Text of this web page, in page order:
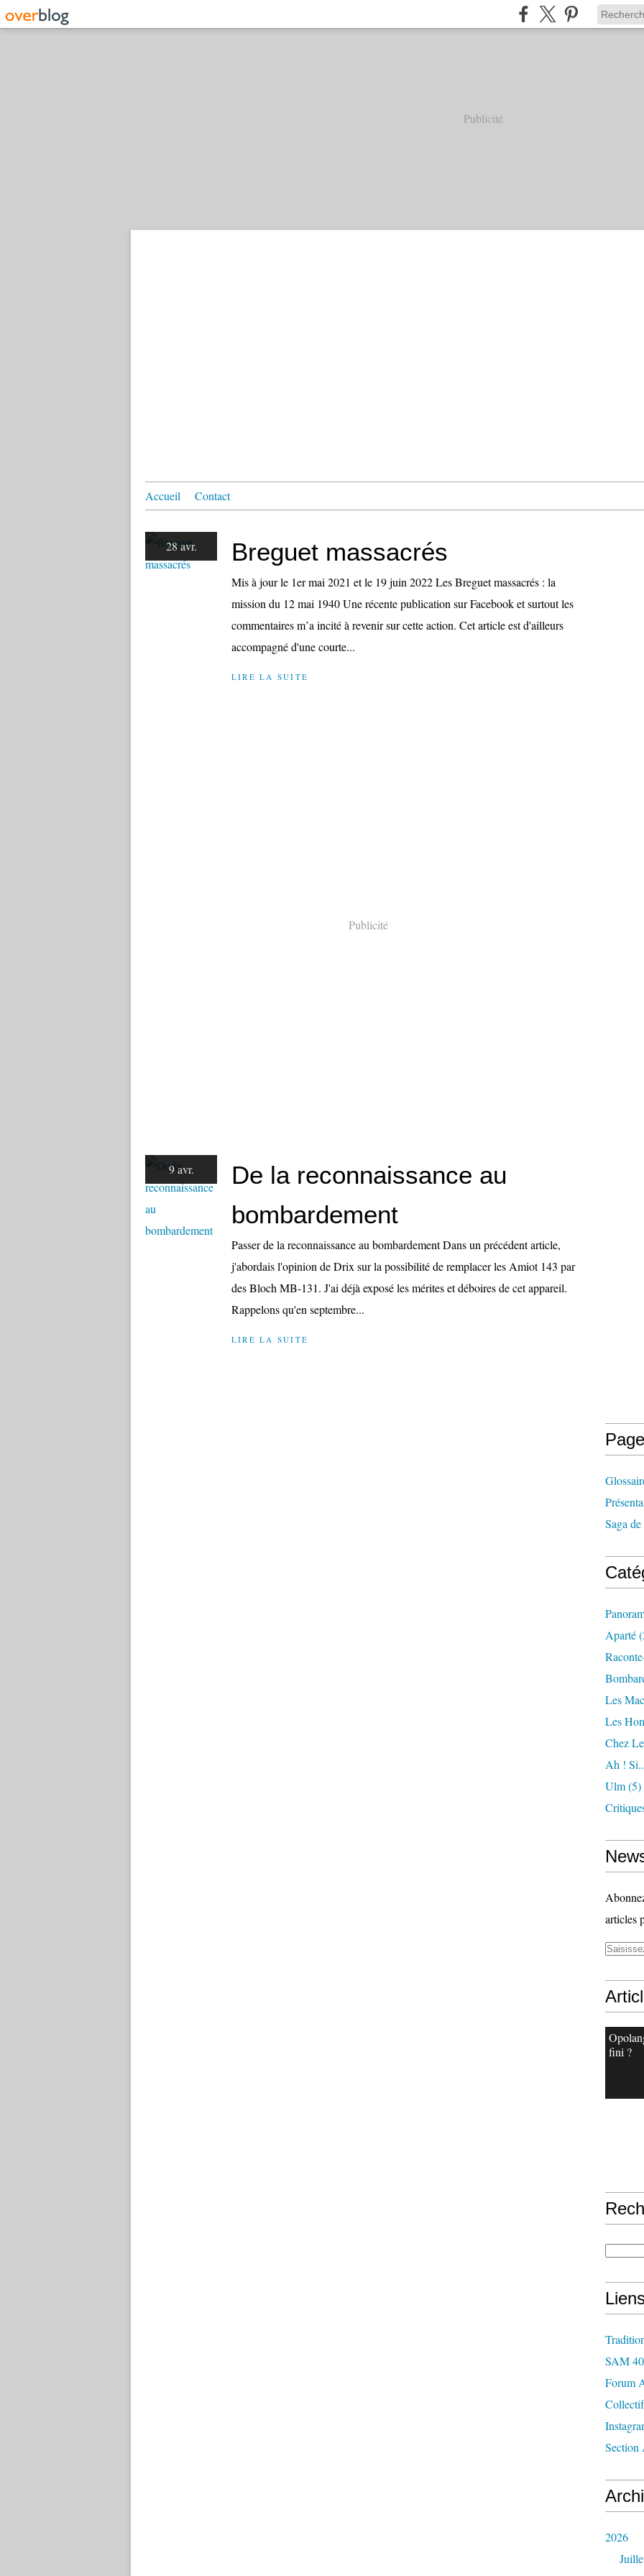
Publicité
Accueil Contact
28 avr. Breguet massacrés
Mis à jour le 1er mai 2021 et le 19 juin 2022 Les Breguet massacrés : la
mission du 12 mai 1940 Une récente publication sur Facebook et surtout les
commentaires m’a incité à revenir sur cette action. Cet article est d'ailleurs
accompagné d'une courte...
LIRE LA SUITE
Publicité
9 avr.
De la reconnaissance au
bombardement
Passer de la reconnaissance au bombardement Dans un précédent article,
j'abordais l'opinion de Drix sur la possibilité de remplacer les Amiot 143 par
des Bloch MB-131. J'ai déjà exposé les mérites et déboires de cet appareil.
Rappelons qu'en septembre...
LIRE LA SUITE
Saga
Aparté
Les
Les
Chez
Ah !
Ulm(5)
articles
fini ?
SAM 40
Forum
Section
2026